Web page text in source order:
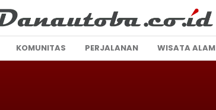
KOMUNITAS PERJALANAN WISATA ALAM